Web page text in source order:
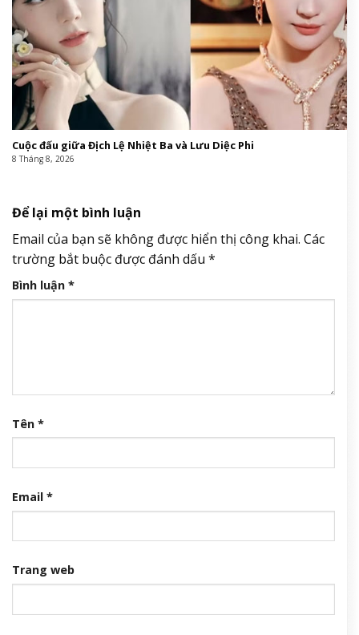
Cuộc đấu giữa Địch Lệ Nhiệt Ba và Lưu Diệc Phi
8 Tháng 8, 2026
Để lại một bình luận
Email của bạn sẽ không được hiển thị công khai. Các
trường bắt buộc được đánh dấu *
Bình luận *
Tên *
Email *
Trang web